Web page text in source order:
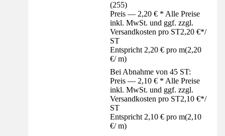
(255)
Preis — 2,20 € * Alle Preise
inkl. MwSt. und ggf. zzgl.
Versandkosten pro ST2,20 €*/
ST
Entspricht 2,20 € pro m(2,20
€/ m)
Bei Abnahme von 45 ST:
Preis — 2,10 € * Alle Preise
inkl. MwSt. und ggf. zzgl.
Versandkosten pro ST2,10 €*/
ST
Entspricht 2,10 € pro m(2,10
€/ m)